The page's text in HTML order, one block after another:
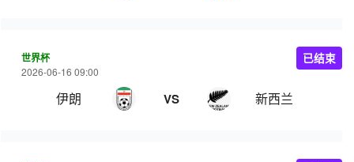
世界杯
2026-06-16 09:00
伊朗 VS 新西兰
已结束